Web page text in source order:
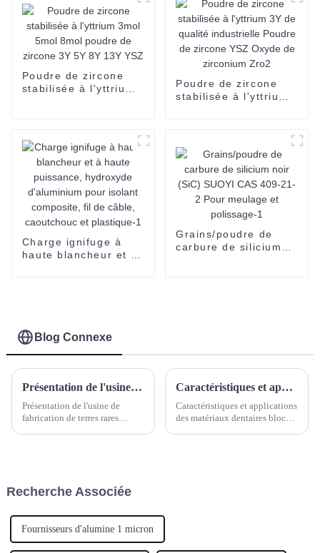
1314-37-0
Poudre de zircone
stabilisée à l'yttrium
Poudre de zircone
stabilisée à l'yttrium
Oxyde de zirconium
Zro2
Charge ignifuge à
haute blancheur et à
et plastique-1
Grains/poudre de
carbure de silicium
Blog Connexe
Présentation de l'usine de fabrication de terres rares SUOYI
Présentation de l'usine de
fabrication de terres rares
yttrium (Y), lanthane...
Caractéristiques et applications des matériaux dentaires blocs d'oxyde de zirconium, blocs de silicate de lithium, PMMA, PEEK et blocs de cire
Caractéristiques et applications
des matériaux dentaires blocs
Recherche Associée
Fournisseurs d'alumine 1 micron